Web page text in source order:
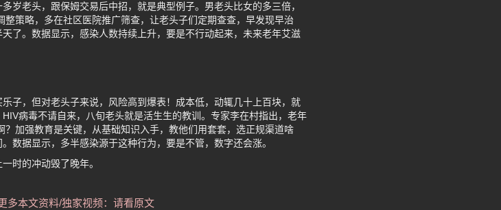
岁老头，跟保姆交易后中招，就是典型例子。男老头比女的多三倍，
策略，多在社区医院推广筛查，让老头子们定期查查，早发现早治
了。数据显示，感染人数持续上升，要是不行动起来，未来老年艾滋
子，但对老头子来说，风险高到爆表！成本低，动辄几十上百块，就
病毒不请自来，八旬老头就是活生生的教训。专家李在村指出，老年
加强教育是关键，从基础知识入手，教他们用套套，选正规渠道啥
数据显示，多半感染源于这种行为，要是不管，数字还会涨。
时的冲动毁了晚年。
多本文资料/独家视频：请看原文